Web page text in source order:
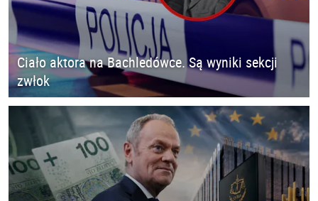
Ciało aktora na Bachledówce. Są wyniki sekcji
zwłok